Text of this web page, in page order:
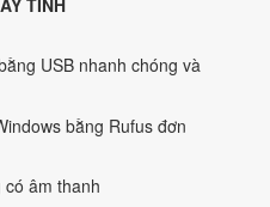
USB nhanh chóng và
bằng Rufus đơn
âm thanh